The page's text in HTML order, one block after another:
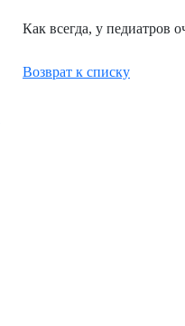
Как всегда, у педиатров
Возврат к списку